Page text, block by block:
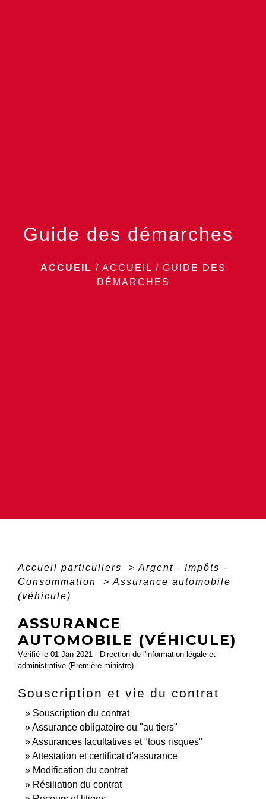
Guide des démarches
ACCUEIL / ACCUEIL / GUIDE DES
DÉMARCHES
Accueil particuliers > Argent - Impôts -
Consommation
> Assurance automobile
(véhicule)
ASSURANCE
AUTOMOBILE (VÉHICULE)
Vérifié le 01 Jan 2021 - Direction de l'information légale et
administrative (Première ministre)
Souscription et vie du contrat
Souscription du contrat
Assurance obligatoire ou "au tiers"
Assurances facultatives et "tous risques"
Attestation et certificat d'assurance
Modification du contrat
Résiliation du contrat